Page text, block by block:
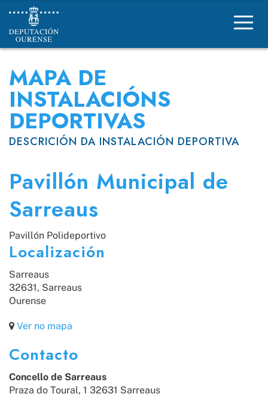
Deportes Deputación Ourense
MAPA DE
INSTALACIÓNS
DEPORTIVAS
DESCRICIÓN DA INSTALACIÓN DEPORTIVA
Pavillón Municipal de
Sarreaus
Pavillón Polideportivo
Localización
Sarreaus
32631, Sarreaus
Ourense
Ver no mapa
Contacto
Concello de Sarreaus
Praza do Toural, 1 32631 Sarreaus